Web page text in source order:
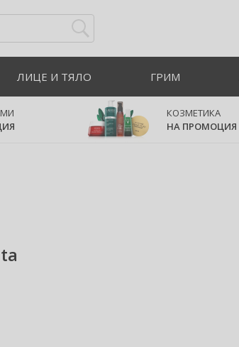
ЛИЦЕ И ТЯЛО ГРИМ
КОЗМЕТИКА
НА ПРОМОЦИЯ